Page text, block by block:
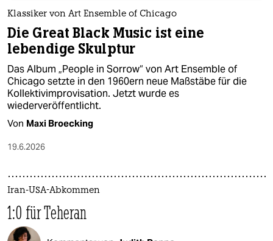
Klassiker von Art Ensemble of Chicago
Die Great Black Music ist eine
lebendige Skulptur
Das Album „People in Sorrow“ von Art Ensemble of
Chicago setzte in den 1960ern neue Maßstäbe für die
Kollektivimprovisation. Jetzt wurde es
wiederveröffentlicht.
Von Maxi Broecking
19.6.2026
Iran-USA-Abkommen
1:0 für Teheran